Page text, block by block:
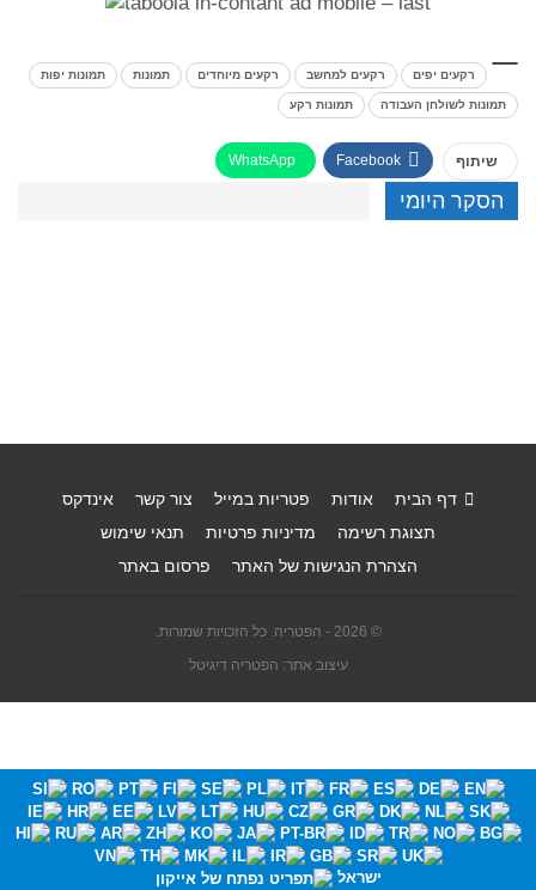
רקעים יפים רקעים למחשב רקעים מיוחדים תמונות תמונות יפות
תמונות לשולחן העבודה תמונות רקע
שיתוף Facebook
WhatsApp
הסקר היומי
דף הבית אודות פטריות במייל צור קשר
אינדקס
תצוגת רשימה
מדיניות פרטיות
תנאי שימוש
הצהרת הנגישות של האתר
פרסום באתר
© 2026 - הפטריה. כל הזכויות שמורות.
עיצוב אתר: הפטריה דיגיטל
ישראל